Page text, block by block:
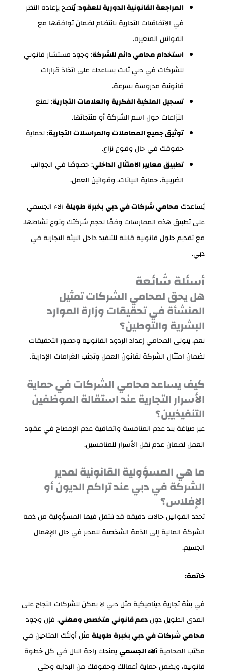
المراجعة القانونية الدورية للعقود: يُنصح بإعادة النظر
في الاتفاقيات التجارية بانتظام لضمان توافقها مع
القوانين المتغيرة.
استخدام محامي دائم للشركة: وجود مستشار قانوني
للشركات في دبي ثابت يساعدك على اتخاذ قرارات
قانونية مدروسة بسرعة.
تسجيل الملكية الفكرية والعلامات التجارية: لمنع
النزاعات حول اسم الشركة أو منتجاتها.
توثيق جميع المعاملات والمراسلات التجارية: لحماية
حقوقك في حال وقوع نزاع.
تطبيق معايير الامتثال الداخلي: خصوصًا في الجوانب
الضريبية، حماية البيانات، وقوانين العمل.
يُساعدك محامي شركات في دبي بخبرة طويلةآلاء الجسمي
على تطبيق هذه الممارسات وفقًا لحجم شركتك ونوع نشاطها،
مع تقديم حلول قانونية قابلة للتنفيذ داخل البيئة التجارية في
دبي.
أسئلة شائعة
هل يحق لمحامي الشركات تمثيل
المنشأة في تحقيقات وزارة الموارد
البشرية والتوطين؟
نعم، يتولى المحامي إعداد الردود القانونية وحضور التحقيقات
لضمان امتثال الشركة لقانون العمل وتجنب الغرامات الإدارية.
كيف يساعد محامي الشركات في حماية
الأسرار التجارية عند استقالة الموظفين
التنفيذيين؟
عبر صياغة بند عدم المنافسة واتفاقية عدم الإفصاح في عقود
العمل لضمان عدم نقل الأسرار للمنافسين.
ما هي المسؤولية القانونية لمدير
الشركة في دبي عند تراكم الديون أو
الإفلاس؟
تحدد القوانين حالات دقيقة قد تنتقل فيها المسؤولية من ذمة
الشركة المالية إلى الذمة الشخصية للمدير في حال الإهمال
الجسيم.
خاتمة:
في بيئة تجارية ديناميكية مثل دبي لا يمكن للشركات النجاح على
المدى الطويل دوندعم قانوني متخصص ومهني، فإن وجود
محامي شركات في دبي بخبرة طويلة مثل أولئك المتاحين في
مكتب المحاميةآلاء الجسمييمنحك راحة البال في كل خطوة
قانونية، ويضمن حماية أعمالك وحقوقك من البداية وحتى